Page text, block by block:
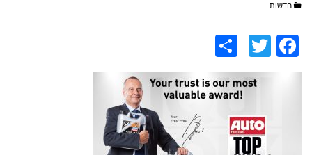
חדשות
Fa
ce
o
o
T
wi
tt
er
ar